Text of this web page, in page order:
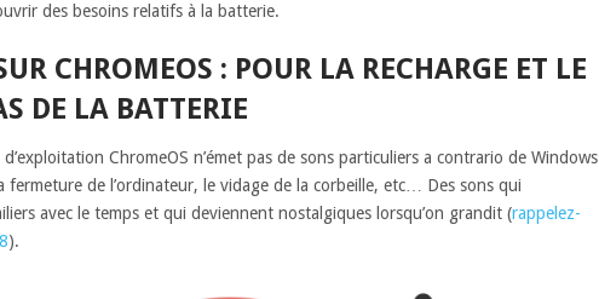
des besoins relatifs à la batterie.
CHROMEOS : POUR LA RECHARGE ET LE
DE LA BATTERIE
d’exploitation ChromeOS n’émet pas de sons particuliers a contrario de Windows
fermeture de l’ordinateur, le vidage de la corbeille, etc… Des sons qui
avec le temps et qui deviennent nostalgiques lorsqu’on grandit (rappelez-
).